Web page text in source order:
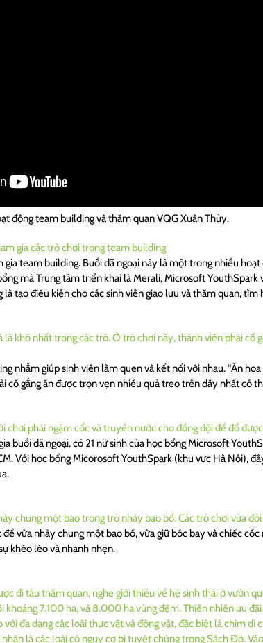
động team building và thăm quan VQG Xuân Thủy.
gia team building. Buổi dã ngoại này là một trong nhiều
mà Trung tâm triển khai là Merali, Microsoft
là tạo điều kiện cho các sinh viên giao lưu và thăm quan,
nhằm giúp sinh viên làm quen và kết nối với nhau. “Ăn
cố gắng ăn được trọn vẹn nhiều quả treo trên dây nhất có
buổi dã ngoại, có 21 nữ sinh của học bổng Microsoft
Với học bổng Micorosoft YouthSpark (khu vực Hà Nội),
vừa nhảy chung một bao bố, vừa giữ bóc bay và chiếc
khéo léo và nhanh nhẹn.